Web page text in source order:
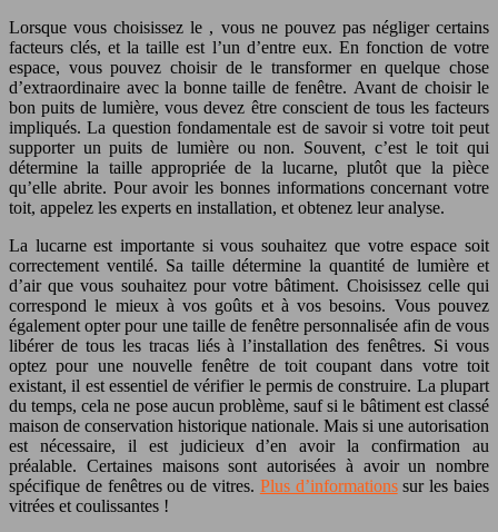
Lorsque vous choisissez le , vous ne pouvez pas négliger certains
facteurs clés, et la taille est l’un d’entre eux. En fonction de votre
espace, vous pouvez choisir de le transformer en quelque chose
d’extraordinaire avec la bonne taille de fenêtre. Avant de choisir le
bon puits de lumière, vous devez être conscient de tous les facteurs
impliqués. La question fondamentale est de savoir si votre toit peut
supporter un puits de lumière ou non. Souvent, c’est le toit qui
détermine la taille appropriée de la lucarne, plutôt que la pièce
qu’elle abrite. Pour avoir les bonnes informations concernant votre
toit, appelez les experts en installation, et obtenez leur analyse.
La lucarne est importante si vous souhaitez que votre espace soit
correctement ventilé. Sa taille détermine la quantité de lumière et
d’air que vous souhaitez pour votre bâtiment. Choisissez celle qui
correspond le mieux à vos goûts et à vos besoins. Vous pouvez
également opter pour une taille de fenêtre personnalisée afin de vous
libérer de tous les tracas liés à l’installation des fenêtres. Si vous
optez pour une nouvelle fenêtre de toit coupant dans votre toit
existant, il est essentiel de vérifier le permis de construire. La plupart
du temps, cela ne pose aucun problème, sauf si le bâtiment est classé
maison de conservation historique nationale. Mais si une autorisation
est nécessaire, il est judicieux d’en avoir la confirmation au
préalable. Certaines maisons sont autorisées à avoir un nombre
spécifique de fenêtres ou de vitres. Plus d’informationssur les baies
vitrées et coulissantes !